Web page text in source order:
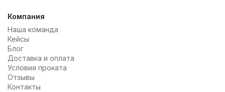
Компания
Наша команда
Кейсы
Блог
Доставка и оплата
Условия проката
Отзывы
Контакты